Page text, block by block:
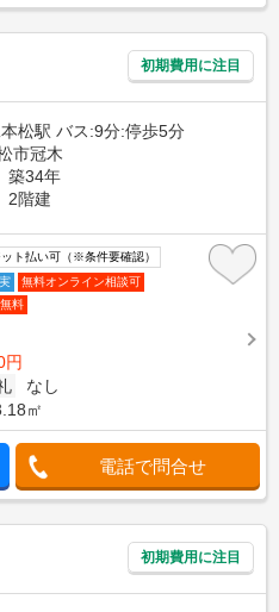
初期費用に注目
松駅 バス:9分:停歩5分
市冠木
築34年
2階建
ト払い可（※条件要確認）
無料オンライン相談可
料
円
なし
㎡
電話で問合せ
初期費用に注目